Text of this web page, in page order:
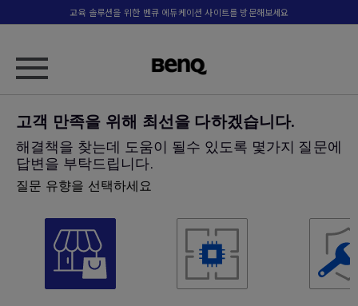
교육 솔루션을 위한 벤큐 에듀케이션 사이트를 방문해보세요
고객 만족을 위해 최선을 다하겠습니다.
해결책을 찾는데 도움이 될수 있도록 몇가지 질문에
답변을 부탁드립니다.
질문 유향을 선택하세요